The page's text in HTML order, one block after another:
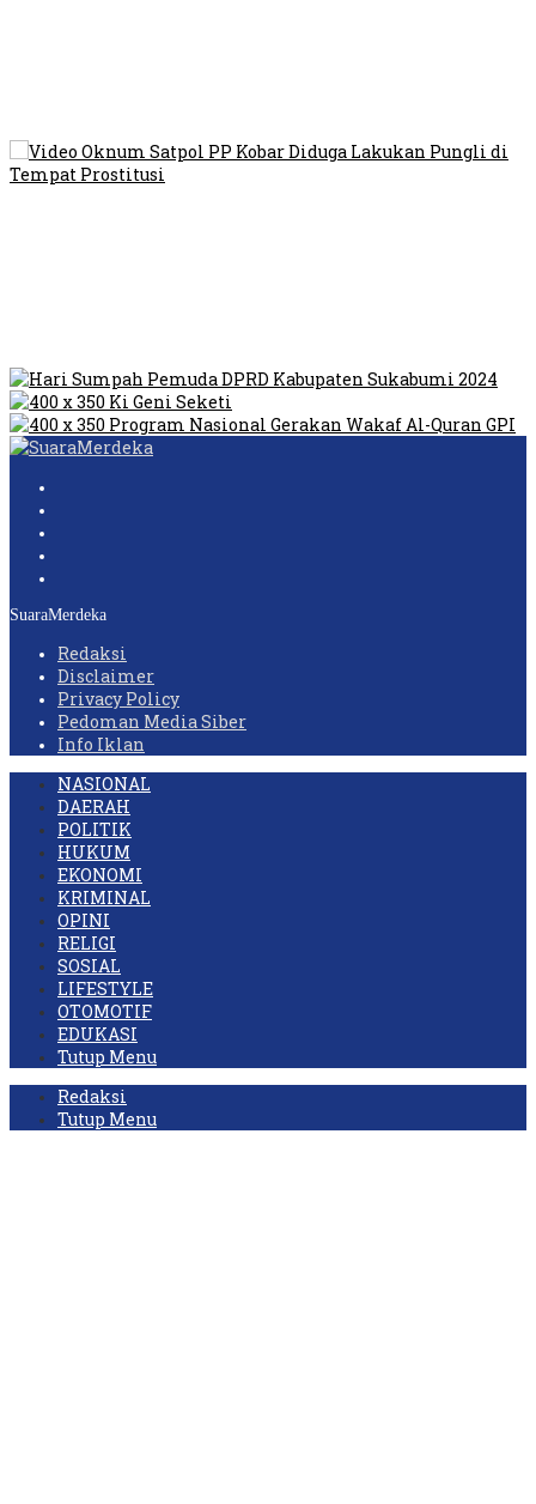
SuaraMerdeka
Redaksi
Disclaimer
Privacy Policy
Pedoman Media Siber
Info Iklan
NASIONAL
DAERAH
POLITIK
HUKUM
EKONOMI
KRIMINAL
OPINI
RELIGI
SOSIAL
LIFESTYLE
OTOMOTIF
EDUKASI
Tutup Menu
Redaksi
Tutup Menu